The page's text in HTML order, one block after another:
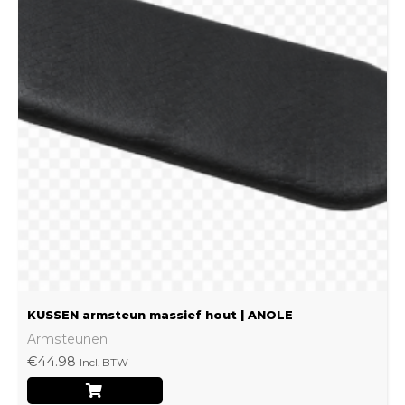
KUSSEN armsteun massief hout | ANOLE
Armsteunen
€44.98 Incl. BTW
meerdere
gekozen
worden